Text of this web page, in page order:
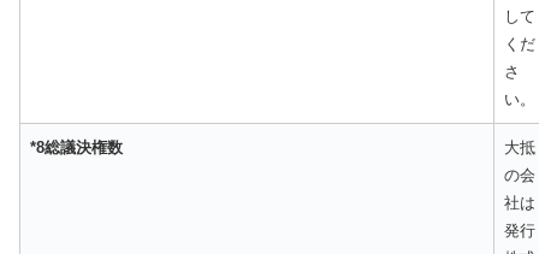
して
くだ
さ
い。
*8総議決権数
大抵
の会
社は
発行